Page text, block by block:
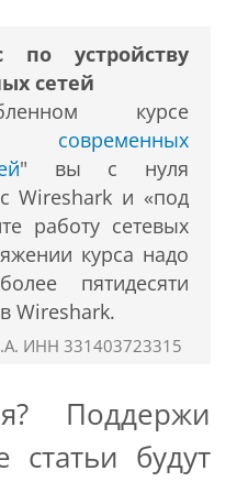
по устройству
сетей
курсе
" вы с нуля
Wireshark и «под
работу сетевых
курса надо
пятидесяти
Wireshark.
ИНН 331403723315
Поддержи
будут